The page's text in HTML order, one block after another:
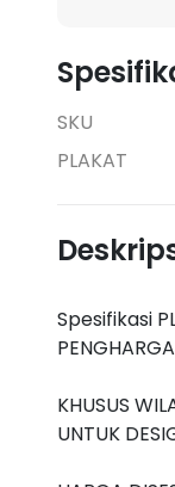
SKU
PLAKAT
Spesifikasi
KHUSUS
UNTUK